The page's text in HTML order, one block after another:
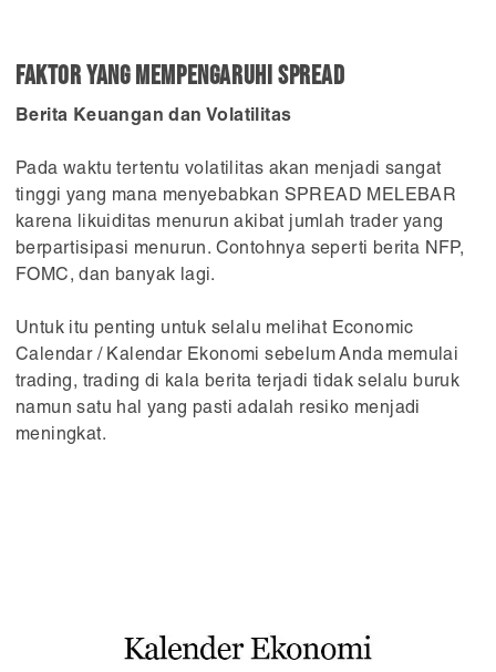
FAKTOR YANG MEMPENGARUHI SPREAD
Berita Keuangan dan Volatilitas
Pada waktu tertentu volatilitas akan menjadi sangat
tinggi yang mana menyebabkan SPREAD MELEBAR
karena likuiditas menurun akibat jumlah trader yang
berpartisipasi menurun. Contohnya seperti berita NFP,
FOMC, dan banyak lagi.
Untuk itu penting untuk selalu melihat Economic
Calendar / Kalendar Ekonomi sebelum Anda memulai
trading, trading di kala berita terjadi tidak selalu buruk
namun satu hal yang pasti adalah resiko menjadi
meningkat.